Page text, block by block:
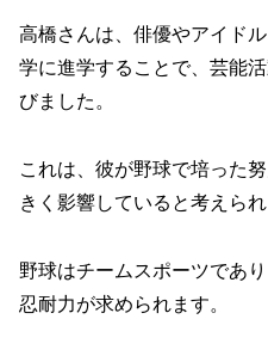
高橋さんは、俳優やアイド
学に進学することで、芸能
びました。
これは、彼が野球で培った
きく影響していると考えられ
野球はチームスポーツであ
忍耐力が求められます。